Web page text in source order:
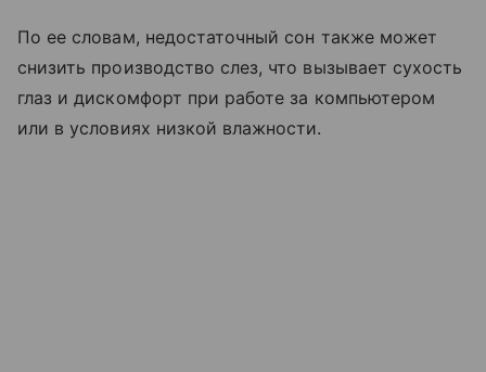
По ее словам, недостаточный сон также может
снизить производство слез, что вызывает сухость
глаз и дискомфорт при работе за компьютером
или в условиях низкой влажности.